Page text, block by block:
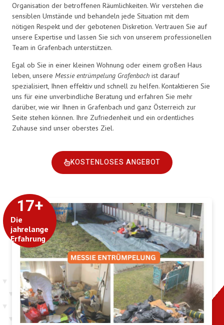
Die
jahrelange
Erfahrung
17+
Organisation der betroffenen Räumlichkeiten. Wir verstehen die
sensiblen Umstände und behandeln jede Situation mit dem
nötigen Respekt und der gebotenen Diskretion. Vertrauen Sie auf
unsere Expertise und lassen Sie sich von unserem professionellen
Team in Grafenbach unterstützen.
Egal ob Sie in einer kleinen Wohnung oder einem großen Haus
leben, unsere Messie entrümpelung Grafenbach ist darauf
spezialisiert, Ihnen effektiv und schnell zu helfen. Kontaktieren Sie
uns für eine unverbindliche Beratung und erfahren Sie mehr
darüber, wie wir Ihnen in Grafenbach und ganz Österreich zur
Seite stehen können. Ihre Zufriedenheit und ein ordentliches
Zuhause sind unser oberstes Ziel.
KOSTENLOSES ANGEBOT